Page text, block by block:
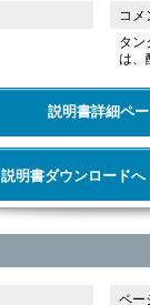
コメ
タン
は、
説明書詳細ペ
説明書ダウンロードへ
ペー